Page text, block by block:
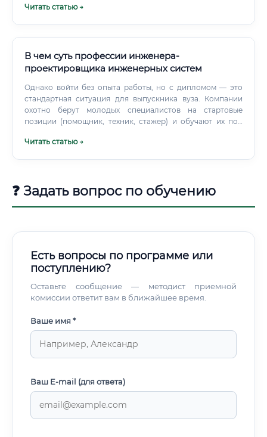
требует физического присутствия, технической
Читать статью →
В чем суть профессии инженера-
проектировщика инженерных систем
Однако войти без опыта работы, но с дипломом — это
стандартная ситуация для выпускника вуза. Компании
охотно берут молодых специалистов на стартовые
позиции (помощник, техник, стажер) и обучают их под
продемонстрировать отличную теоретическую
Читать статью →
❓ Задать вопрос по обучению
Есть вопросы по программе или
поступлению?
Оставьте сообщение — методист приемной
комиссии ответит вам в ближайшее время.
Ваше имя *
Ваш E-mail (для ответа)